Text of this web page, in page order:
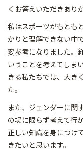
くお答えいただきあり
私はスポーツがもとも
かりと理解できない中
変参考になりました。
いうことを考えてしま
きる私たちでは、大き
た。
また、ジェンダーに関
の場に限らず考えて行
正しい知識を身につけ
きたいと思います。